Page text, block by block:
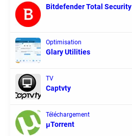
Bitdefender Total Security
Optimisation
Glary Utilities
TV
Captvty
Téléchargement
μTorrent